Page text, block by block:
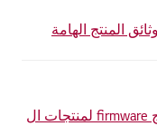
المنتج الهامة
العثور على أحدث البرمجيات برامج firmware لمنتجات ال